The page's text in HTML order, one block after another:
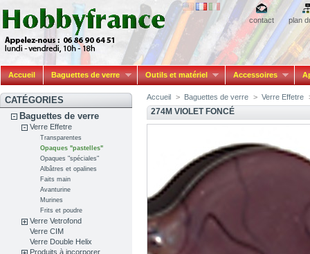
contact plan
Accueil Baguettes de verre Outils et matériel Accessoires
CATÉGORIES
Baguettes de verre
Verre Effetre
Transparentes
Opaques "pastelles"
Opaques "spéciales"
Albâtres et opalines
Faits main
Avanturine
Murines
Frits et poudre
Verre Vetrofond
Verre CIM
Verre Double Helix
Produits à incorporer
Accueil > Baguettes de verre > Verre Effetre
274M VIOLET FONCÉ